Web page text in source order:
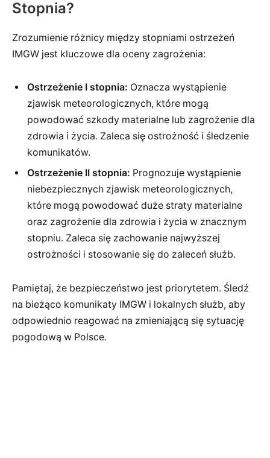
Stopnia?
Zrozumienie różnicy między stopniami ostrzeżeń
IMGW jest kluczowe dla oceny zagrożenia:
Ostrzeżenie I stopnia: Oznacza wystąpienie
zjawisk meteorologicznych, które mogą
powodować szkody materialne lub zagrożenie dla
zdrowia i życia. Zaleca się ostrożność i śledzenie
komunikatów.
Ostrzeżenie II stopnia: Prognozuje wystąpienie
niebezpiecznych zjawisk meteorologicznych,
które mogą powodować duże straty materialne
oraz zagrożenie dla zdrowia i życia w znacznym
stopniu. Zaleca się zachowanie najwyższej
ostrożności i stosowanie się do zaleceń służb.
Pamiętaj, że bezpieczeństwo jest priorytetem. Śledź
na bieżąco komunikaty IMGW i lokalnych służb, aby
odpowiednio reagować na zmieniającą się sytuację
pogodową w Polsce.